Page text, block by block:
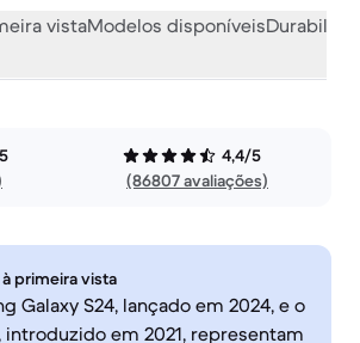
vistaModelos disponíveis
4,4/5
(86807 avaliações)
primeira vista
Galaxy S24, lançado em 2024, e o
introduzido em 2021, representam